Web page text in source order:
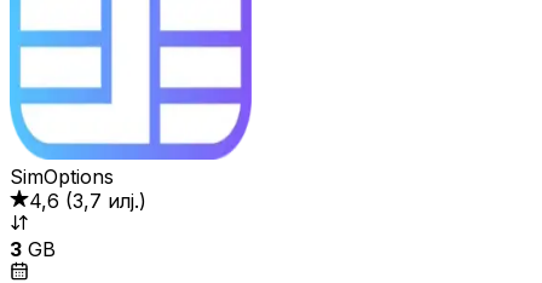
SimOptions
4,6 (3,7 илј.)
3 GB